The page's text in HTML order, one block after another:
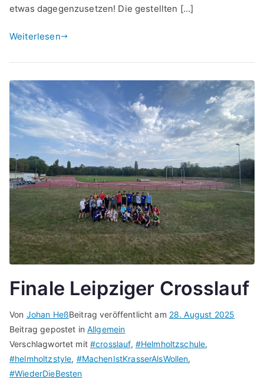
etwas dagegenzusetzen! Die gestellten […]
Weiterlesen
Finale Leipziger Crosslauf
Von Johan HeßBeitrag veröffentlicht am 28. August 2025
Beitrag gepostet inAllgemein
Verschlagwortet mit#crosslauf, #Helmholtzschule,
#helmholtzstyle, #MachenIstKrasserAlsWollen,
#WiederDieBesten